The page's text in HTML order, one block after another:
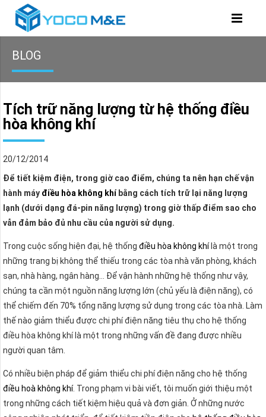
BLOG
Tích trữ năng lượng từ hệ thống điều
hòa không khí
20/12/2014
Để tiết kiệm điện, trong giờ cao điểm, chúng ta nên hạn chế vận
hành máy điều hòa không khíbằng cách tích trữ lại năng lượng
lạnh (dưới dạng đá-pin năng lượng) trong giờ thấp điểm sao cho
vẫn đảm bảo đủ nhu cầu của người sử dụng.
Trong cuộc sống hiện đại, hệ thống điều hòa không khílà một trong
những trang bị không thể thiếu trong các tòa nhà văn phòng, khách
sạn, nhà hàng, ngân hàng… Để vận hành những hệ thống như vậy,
chúng ta cần một nguồn năng lượng lớn (chủ yếu là điện năng), có
thể chiếm đến 70% tổng năng lượng sử dụng trong các tòa nhà. Làm
thế nào giảm thiểu được chi phí điện năng tiêu thụ cho hệ thống
điều hòa không khí là một trong những vấn đề đang được nhiều
người quan tâm.
Có nhiều biện pháp để giảm thiểu chi phí điện năng cho hệ thống
điều hoà không khí. Trong phạm vi bài viết, tôi muốn giới thiệu một
trong những cách tiết kiệm hiệu quả và đơn giản. Ở những nước